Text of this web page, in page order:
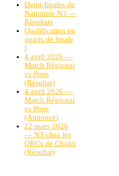
Demi-finales de
Nationale N3 —
Résultats
Qualification en
quarts de finale
!
4 avril 2026 —
Match Régional
vs Pons
(Résultat)
4 avril 2026 —
Match Régional
vs Pons
(Annonce)
22 mars 2026
— N3 chez les
ORCs de Cholet
(Résultat)